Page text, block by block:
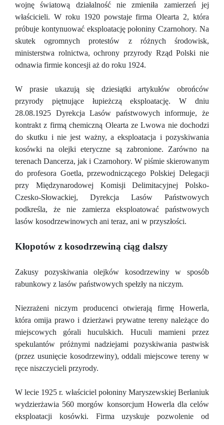
wojnę światową działalność nie zmieniła zamierzeń jej
właścicieli. W roku 1920 powstaje firma Olearta 2, która
próbuje kontynuować eksploatację połoniny Czarnohory. Na
skutek ogromnych protestów z różnych środowisk,
ministerstwa rolnictwa, ochrony przyrody Rząd Polski nie
odnawia firmie koncesji aż do roku 1924.
W prasie ukazują się dziesiątki artykułów obrońców
przyrody piętnujące łupieżczą eksploatację. W dniu
28.08.1925 Dyrekcja Lasów państwowych informuje, że
kontrakt z firmą chemiczną Olearta ze Lwowa nie dochodzi
do skutku i nie jest ważny, a eksploatacja i pozyskiwania
kosówki na olejki eteryczne są zabronione. Zarówno na
terenach Dancerza, jak i Czarnohory. W piśmie skierowanym
do profesora Goetla, przewodniczącego Polskiej Delegacji
przy Międzynarodowej Komisji Delimitacyjnej Polsko-
Czesko-Słowackiej, Dyrekcja Lasów Państwowych
podkreśla, że nie zamierza eksploatować państwowych
lasów kosodrzewinowych ani teraz, ani w przyszłości.
Kłopotów z kosodrzewiną ciąg dalszy
Zakusy pozyskiwania olejków kosodrzewiny w sposób
rabunkowy z lasów państwowych spełzły na niczym.
Niezrażeni niczym producenci otwierają firmę Howerla,
która omija prawo i dzierżawi prywatne tereny należące do
miejscowych górali huculskich. Huculi mamieni przez
spekulantów próżnymi nadziejami pozyskiwania pastwisk
(przez usunięcie kosodrzewiny), oddali miejscowe tereny w
ręce niszczycieli przyrody.
W lecie 1925 r. właściciel połoniny Maryszewskiej Berłaniuk
wydzierżawia 560 morgów konsorcjum Howerla dla celów
eksploatacji kosówki. Firma uzyskuje pozwolenie od